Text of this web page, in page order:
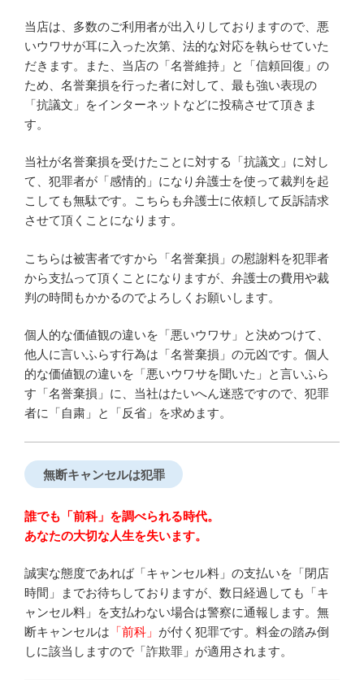
当店は、多数のご利用者が出入りしておりますので、悪
いウワサが耳に入った次第、法的な対応を執らせていた
だきます。また、当店の「名誉維持」と「信頼回復」の
ため、名誉棄損を行った者に対して、最も強い表現の
「抗議文」をインターネットなどに投稿させて頂きま
す。
当社が名誉棄損を受けたことに対する「抗議文」に対し
て、犯罪者が「感情的」になり弁護士を使って裁判を起
こしても無駄です。こちらも弁護士に依頼して反訴請求
させて頂くことになります。
こちらは被害者ですから「名誉棄損」の慰謝料を犯罪者
から支払って頂くことになりますが、弁護士の費用や裁
判の時間もかかるのでよろしくお願いします。
個人的な価値観の違いを「悪いウワサ」と決めつけて、
他人に言いふらす行為は「名誉棄損」の元凶です。個人
的な価値観の違いを「悪いウワサを聞いた」と言いふら
す「名誉棄損」に、当社はたいへん迷惑ですので、犯罪
者に「自粛」と「反省」を求めます。
無断キャンセルは犯罪
誰でも「前科」を調べられる時代。
あなたの大切な人生を失います。
誠実な態度であれば「キャンセル料」の支払いを「閉店
時間」までお待ちしておりますが、数日経過しても「キ
ャンセル料」を支払わない場合は警察に通報します。無
断キャンセルは 「前科」 が付く犯罪です。料金の踏み倒
しに該当しますので「詐欺罪」が適用されます。